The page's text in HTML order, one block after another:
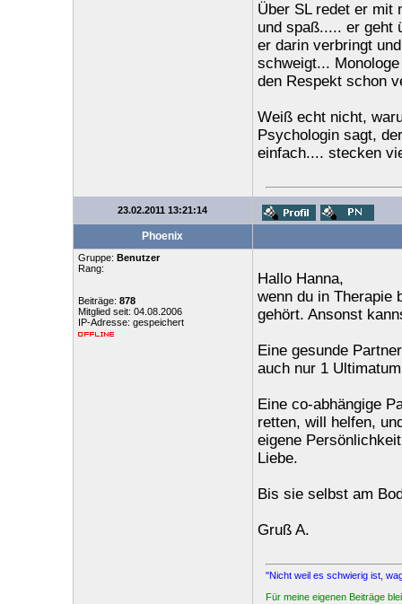
Über SL redet er mit
und spaß..... er geht
er darin verbringt
schweigt...
den Respekt schon
Weiß echt nicht,
Psychologin sagt,
einfach.... stecken
23.02.2011 13:21:14
Phoenix
Gruppe: Benutzer
Rang:
Beiträge: 878
Mitglied seit: 04.08.2006
IP-Adresse: gespeichert
Hallo Hanna,
wenn du in Therapie
gehört. Ansonst
Eine gesunde
auch nur 1
Eine co-abhängige
retten, will helfen,
eigene
Liebe.
Bis sie selbst am
Gruß A.
"Nicht weil es schwierig ist,
Für meine eigenen Beiträge